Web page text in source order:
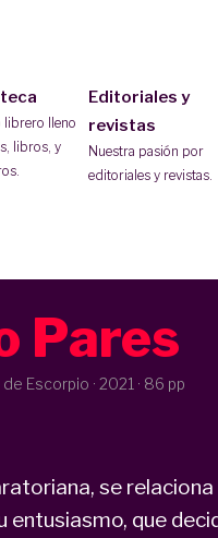
librero lleno
libros, y
Editoriales y
revistas
Nuestra pasión por
editoriales y revistas.
Pares
Escorpio · 2021 · 86 pp
se
entusiasmo, que